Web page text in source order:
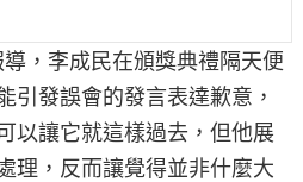
，李成民在頒獎典禮隔天便
引發誤會的發言表達歉意，
以讓它就這樣過去，但他展
理，反而讓覺得並非什麼大